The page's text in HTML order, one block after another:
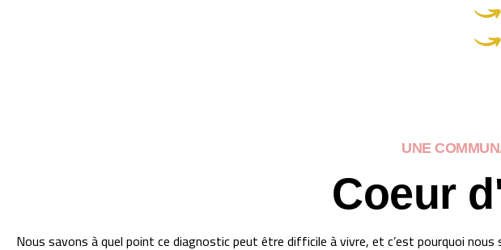
UNE
Coeur
Nous savons à quel point ce diagnostic peut être difficile à vivre, et c’est pourquoi